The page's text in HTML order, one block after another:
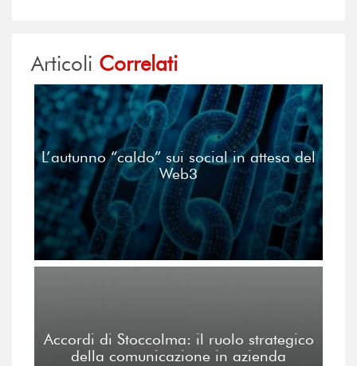
Articoli Correlati
L’autunno “caldo” sui social in attesa del
Web3
Accordi di Stoccolma: il ruolo strategico
della comunicazione in azienda